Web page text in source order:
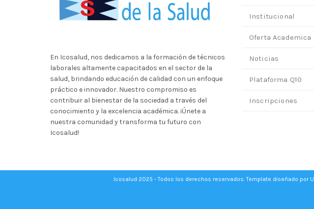
En Icosalud, nos dedicamos a la formación de técnicos
laborales altamente capacitados en el sector de la
salud, brindando educación de calidad con un enfoque
práctico e innovador. Nuestro compromiso es
contribuir al bienestar de la sociedad a través del
conocimiento y la excelencia académica. ¡Únete a
nuestra comunidad y transforma tu futuro con
Icosalud!
Institucional
Oferta Academica
Noticias
Plataforma Q10
Inscripciones
Icosalud 2025 - Todos los derechos reservados. Template diseñado por